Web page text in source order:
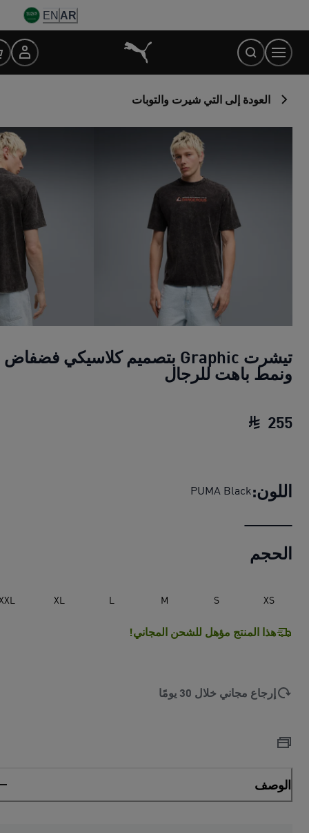
Content
AR
EN
العودة إلى التي شيرت والتوبات
تيشرت Graphic بتصميم كلاسيكي فضفاض
ونمط باهت للرجال
255
اللون:PUMA Black
الحجم
XS
S
M
L
XL
هذا المنتج مؤهل للشحن المجاني!
إرجاع مجاني خلال 30 يومًا
الوصف